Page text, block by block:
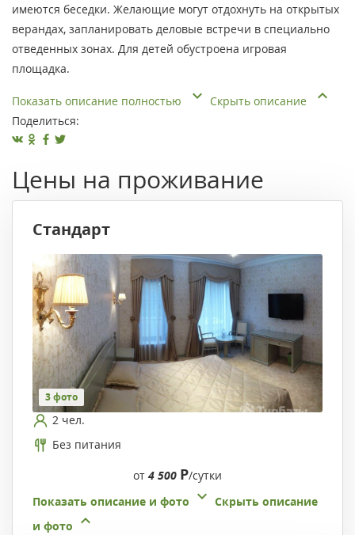
имеются беседки. Желающие могут отдохнуть на открытых
верандах, запланировать деловые встречи в специально
отведенных зонах. Для детей обустроена игровая
площадка.
Показать описание полностью
Скрыть описание
Поделиться:
Цены на проживание
Стандарт
3 фото
2 чел.
Без питания
от 4 500 Р/сутки
Показать описание и фото
Скрыть описание
и фото